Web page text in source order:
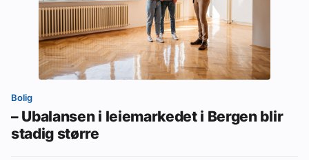
Bolig
– Ubalansen i leiemarkedet i Bergen blir
stadig større